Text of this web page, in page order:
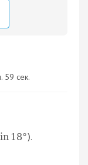
59 сек.
18°).